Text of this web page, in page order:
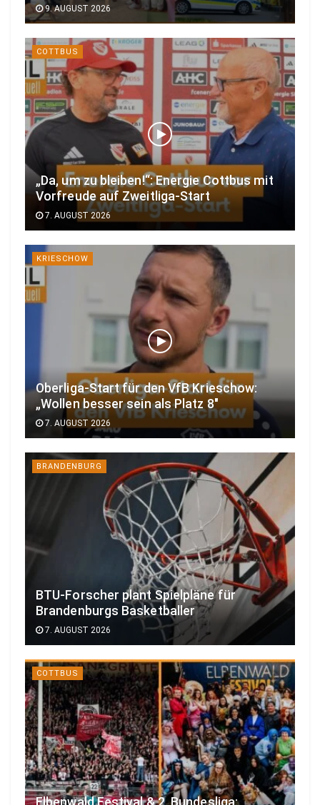
9. AUGUST 2026
COTTBUS
„Da, um zu bleiben!“: Energie Cottbus mit
Vorfreude auf Zweitliga-Start
7. AUGUST 2026
KRIESCHOW
Oberliga-Start für den VfB Krieschow:
„Wollen besser sein als Platz 8″
7. AUGUST 2026
BRANDENBURG
BTU-Forscher plant Spielpläne für
Brandenburgs Basketballer
7. AUGUST 2026
COTTBUS